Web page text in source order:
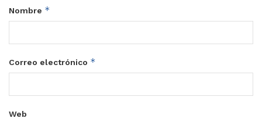
Nombre *
Correo electrónico *
Web